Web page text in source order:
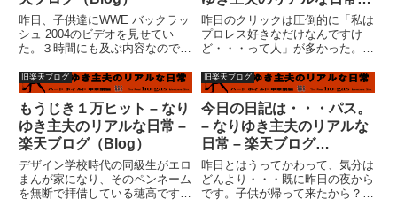
昨日、子供達にWWE バックラッ
シュ 2004のビデオを見せてい
た。３時間にも及ぶ内容なので、
らおうと、私はＰＣいじってい
た。そろそろ寝る頃だろうと思っ
てリビングに行くと、長男が不貞
腐れているという。いつまでた...
楽天ブログ（Blog）
昨日のクリックは圧倒的に「私は
プロレス好きなだけなんですけ
ど・・・って人」が多かった。嘘
（こういうのって違法なクリック
誘導と言わないんでしょう
か？？）すみません。勿論、嘘で
す。プロレスファンはシャイな
方々が多くて...
旧楽天ブログ
もうじき１万ヒット – なり
ゆき主夫のリアルな日常 –
楽天ブログ（Blog）
デザイン学校時代の同級生がエロ
まんが家になり、そのペンネーム
を無断で拝借している穂高です。
旧楽天ブログ
今日の日記は・・・パス。
– なりゆき主夫のリアルな
日常 – 楽天ブログ
（Blog）
昨日とはうってかわって、気分は
どんより・・・既に昨日の夜から
です。子供が帰って来たから？ま